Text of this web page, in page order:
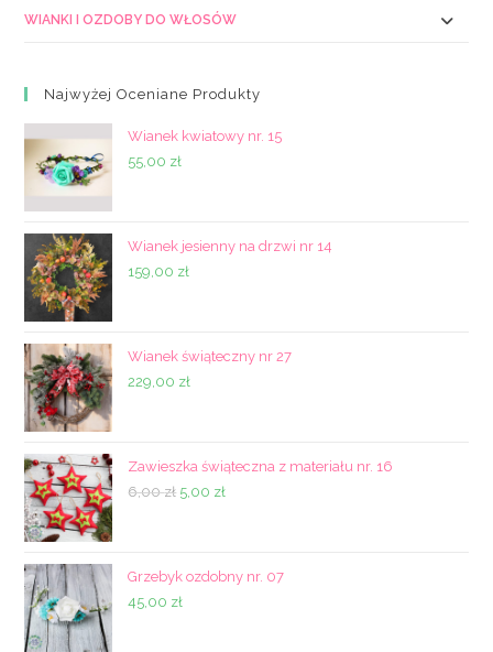
WIANKI I OZDOBY DO WŁOSÓW
Najwyżej Oceniane Produkty
Wianek kwiatowy nr. 15
55,00 zł
Wianek jesienny na drzwi nr 14
159,00 zł
Wianek świąteczny nr 27
229,00 zł
Zawieszka świąteczna z materiału nr. 16
6,00zł Pierwotna
6,00 zł.
5,00 złAktualna
5,00 zł.
Grzebyk ozdobny nr. 07
45,00 zł